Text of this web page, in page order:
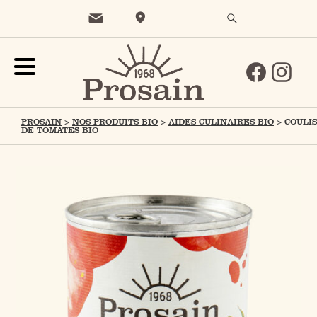
PROSAIN > NOS PRODUITS BIO > AIDES CULINAIRES BIO > COULIS
DE TOMATES BIO